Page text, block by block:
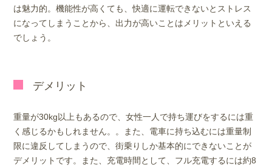
は魅力的。機能性が高くても、快適に運転できないとストレス
になってしまうことから、出力が高いことはメリットといえる
でしょう。
デメリット
重量が30kg以上もあるので、女性一人で持ち運びをするには重
く感じるかもしれません。。また、電車に持ち込むには重量制
限に違反してしまうので、街乗りしか基本的にできないことが
デメリットです。また、充電時間として、フル充電するには約8